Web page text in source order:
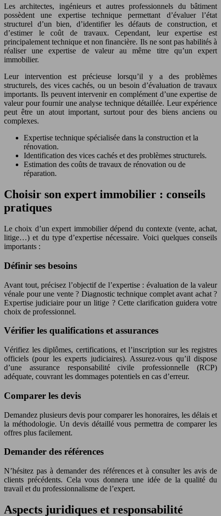
Les architectes, ingénieurs et autres professionnels du bâtiment
possèdent une expertise technique permettant d’évaluer l’état
structurel d’un bien, d’identifier les défauts de construction, et
d’estimer le coût de travaux. Cependant, leur expertise est
principalement technique et non financière. Ils ne sont pas habilités à
réaliser une expertise de valeur au même titre qu’un expert
immobilier.
Leur intervention est précieuse lorsqu’il y a des problèmes
structurels, des vices cachés, ou un besoin d’évaluation de travaux
importants. Ils peuvent intervenir en complément d’une expertise de
valeur pour fournir une analyse technique détaillée. Leur expérience
peut être un atout important, surtout pour des biens anciens ou
complexes.
Expertise technique spécialisée dans la construction et la
rénovation.
Identification des vices cachés et des problèmes structurels.
Estimation des coûts de travaux de rénovation ou de
réparation.
Choisir son expert immobilier : conseils
pratiques
Le choix d’un expert immobilier dépend du contexte (vente, achat,
litige…) et du type d’expertise nécessaire. Voici quelques conseils
importants :
Définir ses besoins
Avant tout, précisez l’objectif de l’expertise : évaluation de la valeur
vénale pour une vente ? Diagnostic technique complet avant achat ?
Expertise judiciaire pour un litige ? Cette clarification guidera votre
choix de professionnel.
Vérifier les qualifications et assurances
Vérifiez les diplômes, certifications, et l’inscription sur les registres
officiels (pour les experts judiciaires). Assurez-vous qu’il dispose
d’une assurance responsabilité civile professionnelle (RCP)
adéquate, couvrant les dommages potentiels en cas d’erreur.
Comparer les devis
Demandez plusieurs devis pour comparer les honoraires, les délais et
la méthodologie. Un devis détaillé vous permettra de comparer les
offres plus facilement.
Demander des références
N’hésitez pas à demander des références et à consulter les avis de
clients précédents. Cela vous donnera une idée de la qualité du
travail et du professionnalisme de l’expert.
Aspects juridiques et responsabilité